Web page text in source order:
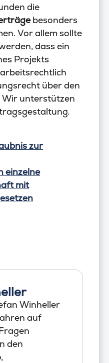
die
besonders
Vor allem sollte
dass ein
Projekts
über den
unterstützen
zur
einzelne
mit
Winheller
auf
den